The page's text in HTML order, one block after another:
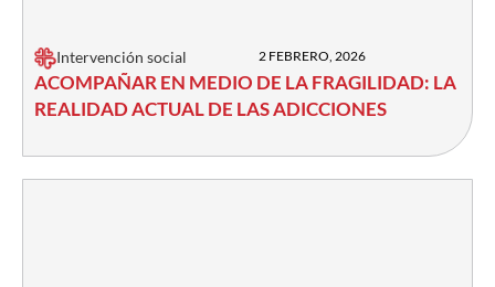
Intervención social 2 FEBRERO, 2026
ACOMPAÑAR EN MEDIO DE LA FRAGILIDAD: LA
REALIDAD ACTUAL DE LAS ADICCIONES